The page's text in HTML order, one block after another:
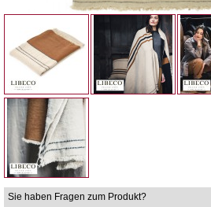
Sie haben Fragen zum Produkt?